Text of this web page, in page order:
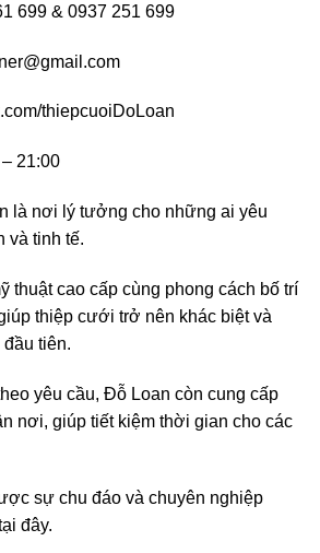
699 & 0937 251 699
thiepcuoiDoLoan
21:00
là nơi lý tưởng cho những ai yêu
và tinh tế.
thuật cao cấp cùng phong cách bố trí
thiệp cưới trở nên khác biệt và
tiên.
yêu cầu, Đỗ Loan còn cung cấp
nơi, giúp tiết kiệm thời gian cho các
sự chu đáo và chuyên nghiệp
đây.